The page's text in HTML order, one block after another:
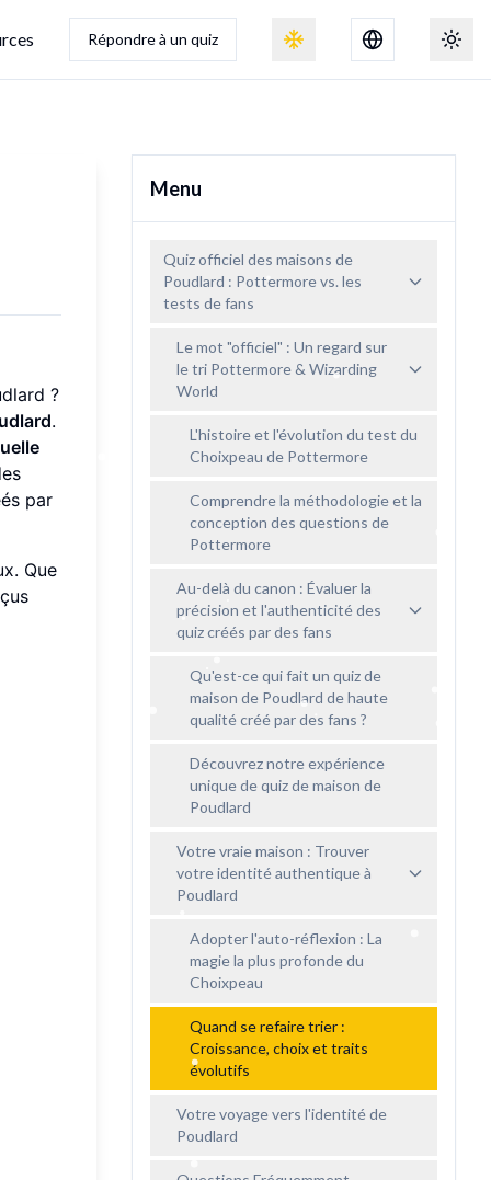
Répondre à un quiz Basculer l'effet de neige
?
.
par
Que
Menu
Quiz officiel des maisons de
Poudlard : Pottermore vs. les
tests de fans
Le mot "officiel" : Un regard sur
le tri Pottermore & Wizarding
World
L'histoire et l'évolution du test du
Choixpeau de Pottermore
Comprendre la méthodologie et la
conception des questions de
Pottermore
Au-delà du canon : Évaluer la
précision et l'authenticité des
quiz créés par des fans
Qu'est-ce qui fait un quiz de
maison de Poudlard de haute
qualité créé par des fans ?
Découvrez notre expérience
unique de quiz de maison de
Poudlard
Votre vraie maison : Trouver
votre identité authentique à
Poudlard
Adopter l'auto-réflexion : La
magie la plus profonde du
Choixpeau
Quand se refaire trier :
Croissance, choix et traits
évolutifs
Votre voyage vers l'identité de
Poudlard